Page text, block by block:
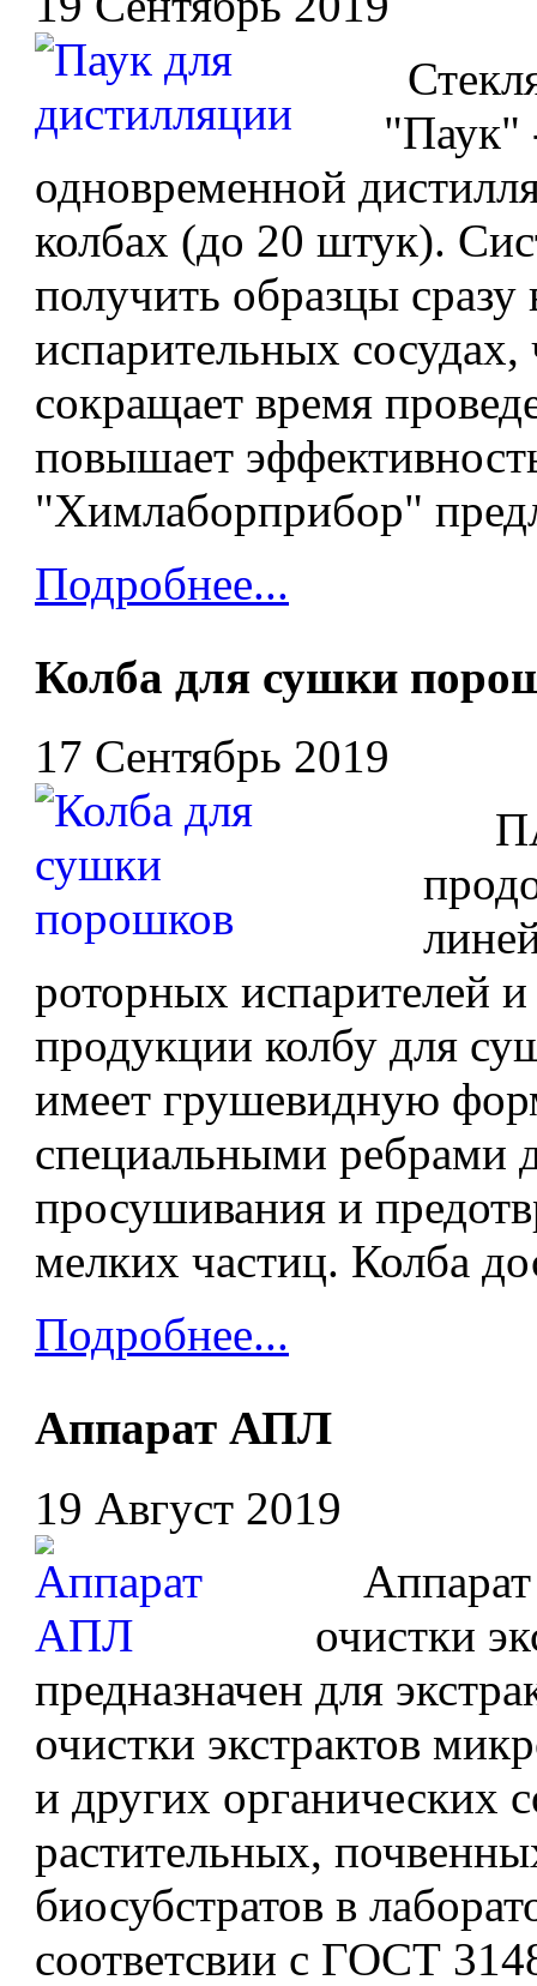
"Паук"
одновременной
колбах (до 20 штук).
получить образцы сразу
испарительных
сокращает время
повышает
"Химлаборприбор"
Подробнее...
Колба для сушки
17 Сентябрь 2019
роторных испарителей
продукции колбу для
имеет грушевидную
специальными ребрами
просушивания и
мелких частиц. Колба
Подробнее...
Аппарат АПЛ
19 Август 2019
Аппарат
очистки
предназначен для
очистки экстрактов
и других органических
растительных,
биосубстратов в
соответсвии с ГОСТ